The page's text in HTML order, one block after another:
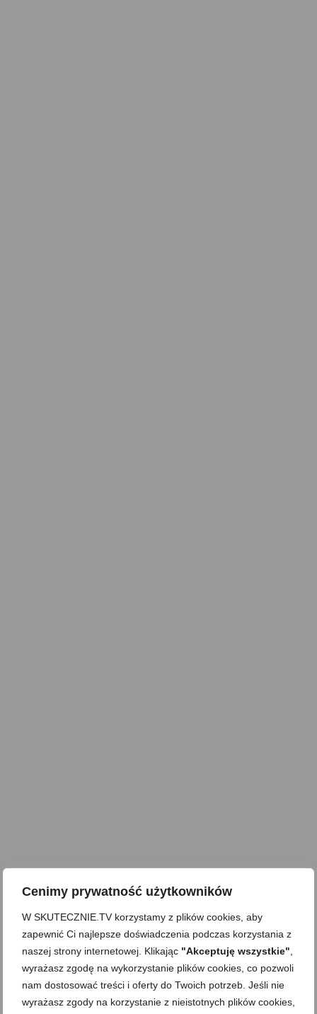
Cenimy prywatność użytkowników
W SKUTECZNIE.TV korzystamy z plików cookies, aby
zapewnić Ci najlepsze doświadczenia podczas korzystania z
naszej strony internetowej. Klikając "Akceptuję wszystkie"
wyrażasz zgodę na wykorzystanie plików cookies, co pozwoli
nam dostosować treści i oferty do Twoich potrzeb. Jeśli nie
wyrażasz zgody na korzystanie z nieistotnych plików cookies,
'Nie-łączenie' składników,Bezglutenowa, Dla dzieci ,Dla matek karmiących,
Do pracy, Domowe wędliny,Dzień Dziecka, Kolacja,Mega proste,Pasty i